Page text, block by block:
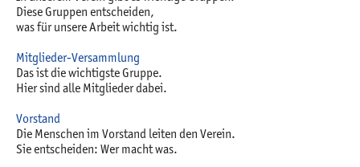
Diese Gruppen entscheiden,
was für unsere Arbeit wichtig ist.
Mitglieder-Versammlung
Das ist die wichtigste Gruppe.
Hier sind alle Mitglieder dabei.
Vorstand
Die Menschen im Vorstand leiten den Verein.
Sie entscheiden: Wer macht was.